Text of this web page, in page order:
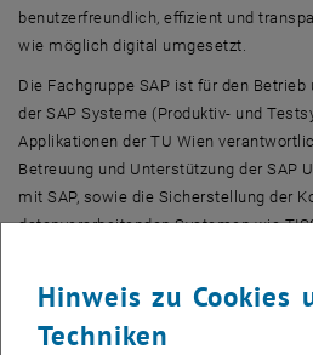
benutzerfreundlich, effizient und
wie möglich digital umgesetzt.
Die Fachgruppe SAP ist für den
der SAP Systeme (Produktiv- und
Applikationen der TU Wien
Betreuung und Unterstützung der SAP
mit SAP, sowie die Sicherstellung der
datenverarbeitenden Systemen wie
Aufgabenbereiche SAP
Hinweis zu Cookies
Techniken